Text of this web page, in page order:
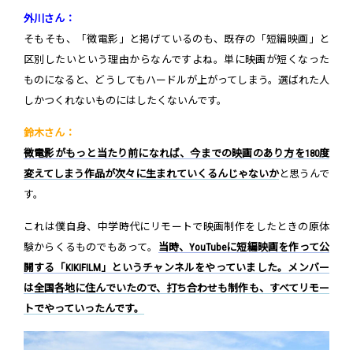
外川さん：
そもそも、「微電影」と掲げているのも、既存の「短編映画」と
区別したいという理由からなんですよね。単に映画が短くなった
ものになると、どうしてもハードルが上がってしまう。選ばれた人
しかつくれないものにはしたくないんです。
鈴木さん：
微電影がもっと当たり前になれば、今までの映画のあり方を180度
変えてしまう作品が次々に生まれていくるんじゃないかと思うんで
す。
これは僕自身、中学時代にリモートで映画制作をしたときの原体
験からくるものでもあって。 当時、YouTubeに短編映画を作って公
開する「KIKIFILM」というチャンネルをやっていました。メンバー
は全国各地に住んでいたので、打ち合わせも制作も、すべてリモー
トでやっていったんです。